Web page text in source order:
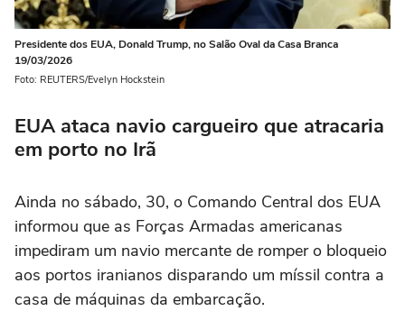
Presidente dos EUA, Donald Trump, no Salão Oval da Casa Branca
19/03/2026
Foto: REUTERS/Evelyn Hockstein
EUA ataca navio cargueiro que atracaria
em porto no Irã
Ainda no sábado, 30, o Comando Central dos EUA
informou que as Forças Armadas americanas
impediram um navio mercante de romper o bloqueio
aos portos iranianos disparando um míssil contra a
casa de máquinas da embarcação.